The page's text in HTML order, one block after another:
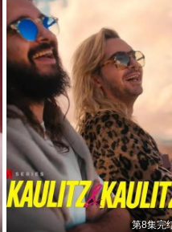
第8集完